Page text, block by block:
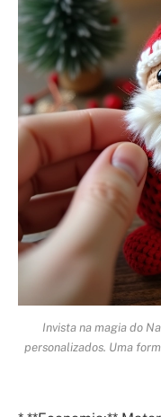
Invista na magia do
personalizados. Uma